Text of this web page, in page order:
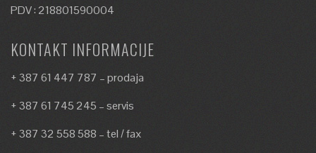
PDV : 218801590004
KONTAKT INFORMACIJE
+ 387 61 447 787 – prodaja
+ 387 61 745 245 – servis
+ 387 32 558 588 – tel / fax